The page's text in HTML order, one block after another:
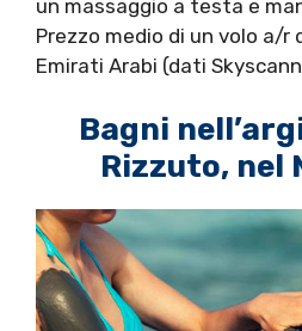
un massaggio a testa e
Prezzo medio di un volo a/r
Emirati Arabi (dati
Bagni
Rizzuto, nel